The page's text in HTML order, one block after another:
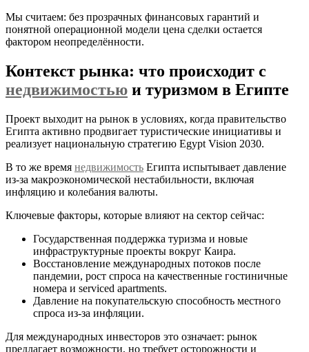
Мы считаем: без прозрачных финансовых гарантий и
понятной операционной модели цена сделки остается
фактором неопределённости.
Контекст рынка: что происходит с
недвижимостью и туризмом в Египте
Проект выходит на рынок в условиях, когда правительство
Египта активно продвигает туристические инициативы и
реализует национальную стратегию Egypt Vision 2030.
В то же время недвижимость Египта испытывает давление
из‑за макроэкономической нестабильности, включая
инфляцию и колебания валюты.
Ключевые факторы, которые влияют на сектор сейчас:
Государственная поддержка туризма и новые
инфраструктурные проекты вокруг Каира.
Восстановление международных потоков после
пандемии, рост спроса на качественные гостиничные
номера и serviced apartments.
Давление на покупательскую способность местного
спроса из‑за инфляции.
Для международных инвесторов это означает: рынок
предлагает возможности, но требует осторожности и